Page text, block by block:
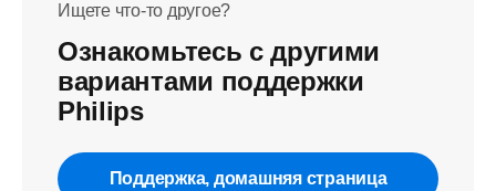
Ищете что-то другое?
Ознакомьтесь с другими
вариантами поддержки
Philips
Поддержка, домашняя страница